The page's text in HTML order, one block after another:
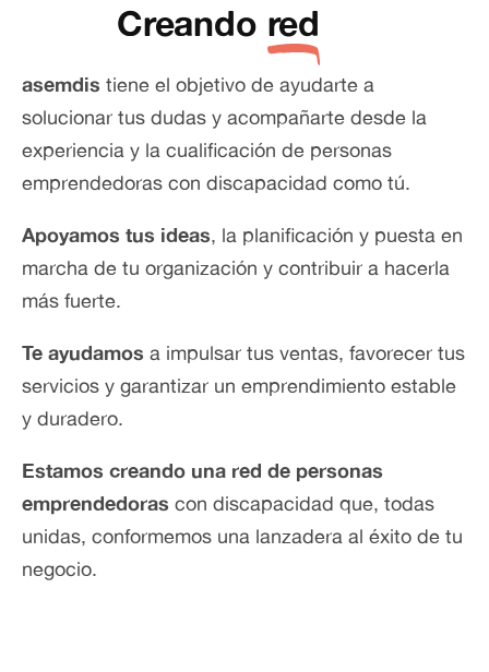
Creando red
asemdis tiene el objetivo de ayudarte a
solucionar tus dudas y acompañarte desde la
experiencia y la cualificación de personas
emprendedoras con discapacidad como tú.
Apoyamos tus ideas, la planificación y puesta en
marcha de tu organización y contribuir a hacerla
más fuerte.
Te ayudamos a impulsar tus ventas, favorecer tus
servicios y garantizar un emprendimiento estable
y duradero.
Estamos creando una red de personas
emprendedoras con discapacidad que, todas
unidas, conformemos una lanzadera al éxito de tu
negocio.